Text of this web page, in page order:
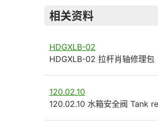
相关资料
HDGXLB-02
HDGXLB-02 拉杆肖轴修理包
120.02.10
120.02.10 水箱安全阀 Tank